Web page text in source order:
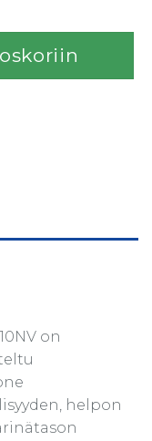
on
helpon